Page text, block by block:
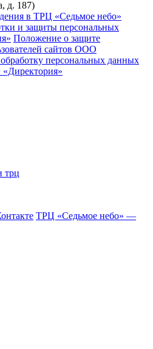
д. 187)
в ТРЦ «Седьмое небо»
и защиты персональных
Положение о защите
сайтов ООО
персональных данных
трц
ТРЦ «Седьмое небо» —